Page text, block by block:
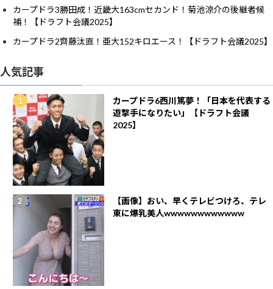
カープドラ3勝田成！近畿大163cmセカンド！菊池涼介の後継者候
補！【ドラフト会議2025】
カープドラ2齊藤汰直！亜大152キロエース！【ドラフト会議2025】
人気記事
カープドラ6西川篤夢！「日本を代表する
遊撃手になりたい」【ドラフト会議
2025】
【画像】おい、早くテレビつけろ、テレ
東に爆乳美人wwwwwwwwwwww